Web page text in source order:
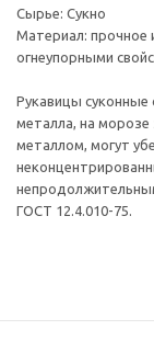
Сырье: Сукно
Материал: прочное
огнеупорными
Рукавицы суконные
металла, на
металлом, могут
ГОСТ 12.4.010-75.